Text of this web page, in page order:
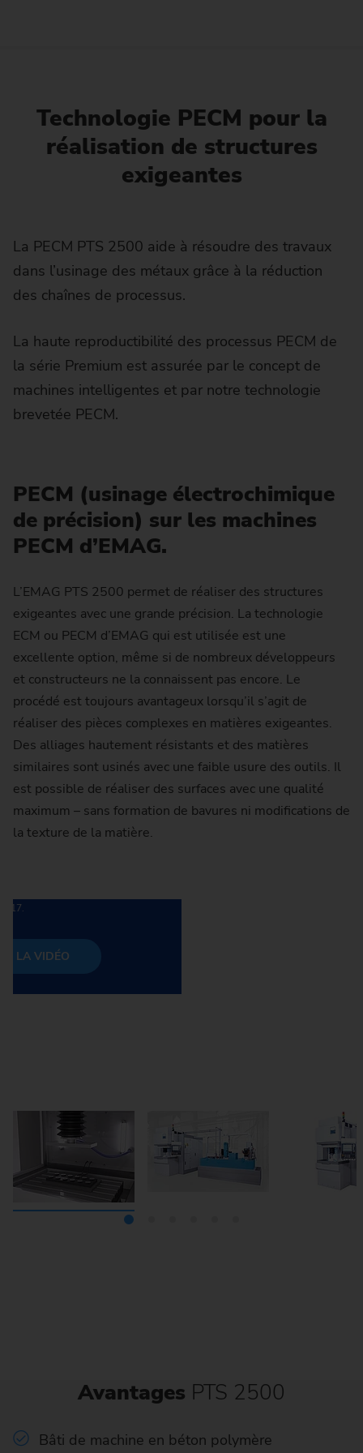
Technologie PECM pour la
réalisation de structures
exigeantes
La PECM PTS 2500 aide à résoudre des travaux
dans l’usinage des métaux grâce à la réduction
des chaînes de processus.
La haute reproductibilité des processus PECM de
la série Premium est assurée par le concept de
machines intelligentes et par notre technologie
brevetée PECM.
PECM (usinage électrochimique
de précision) sur les machines
PECM d’EMAG.
L’EMAG PTS 2500 permet de réaliser des structures
exigeantes avec une grande précision. La technologie
ECM ou PECM d’EMAG qui est utilisée est une
excellente option, même si de nombreux développeurs
et constructeurs ne la connaissent pas encore. Le
procédé est toujours avantageux lorsqu’il s’agit de
réaliser des pièces complexes en matières exigeantes.
Des alliages hautement résistants et des matières
similaires sont usinés avec une faible usure des outils. Il
est possible de réaliser des surfaces avec une qualité
maximum – sans formation de bavures ni modifications de
la texture de la matière.
vous acceptez que YouTube charge
(conformément à l'art. 6 (1) (a)
3.17.
LA VIDÉO
Avantages PTS 2500
Bâti de machine en béton polymère